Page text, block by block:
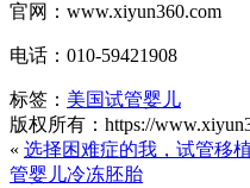
官网：www.xiyun360.com
电话：010-59421908
标签： 美国试管婴儿
版权所有：https://
« 选择困难症的我，试管移
管婴儿冷冻胚胎